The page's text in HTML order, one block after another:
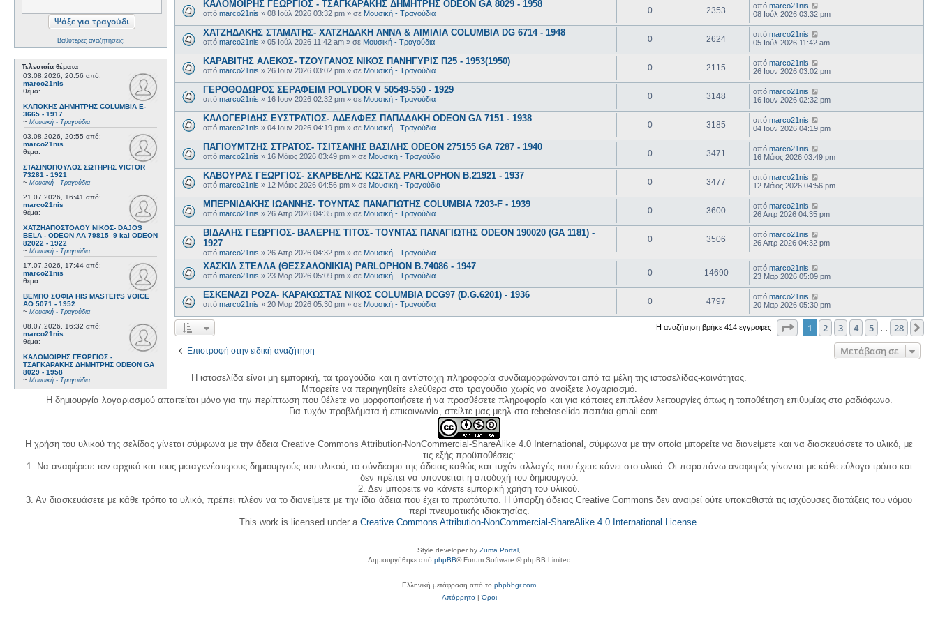
Βαθύτερες αναζητήσεις;
Τελευταία θέματα
03.08.2026, 20:56 από:
marco21nis
θέμα:
ΚΑΠΟΚΗΣ ΔΗΜΗΤΡΗΣ COLUMBIA E-
3665 - 1917
~ Μουσική - Τραγούδια
03.08.2026, 20:55 από:
marco21nis
θέμα:
ΣΤΑΣΙΝΟΠΟΥΛΟΣ ΣΩΤΗΡΗΣ VICTOR
73281 - 1921
~ Μουσική - Τραγούδια
21.07.2026, 16:41 από:
marco21nis
θέμα:
ΧΑΤΖΗΑΠΟΣΤΟΛΟΥ ΝΙΚΟΣ- DAJOS
BELA - ODEON AA 79815_9 kai ODEON
82022 - 1922
~ Μουσική - Τραγούδια
17.07.2026, 17:44 από:
marco21nis
θέμα:
ΒΕΜΠΟ ΣΟΦΙΑ HIS MASTER'S VOICE
AO 5071 - 1952
~ Μουσική - Τραγούδια
08.07.2026, 16:32 από:
marco21nis
θέμα:
ΚΑΛΟΜΟΙΡΗΣ ΓΕΩΡΓΙΟΣ -
ΤΣΑΓΚΑΡΑΚΗΣ ΔΗΜΗΤΡΗΣ ODEON GA
8029 - 1958
~ Μουσική - Τραγούδια
ΚΑΛΟΜΟΙΡΗΣ ΓΕΩΡΓΙΟΣ - ΤΣΑΓΚΑΡΑΚΗΣ ΔΗΜΗΤΡΗΣ ODEON GA 8029 - 1958
από marco21nis » 08 Ιούλ 2026 03:32 pm » σε Μουσική - Τραγούδια 0 2353 από marco21nis
08 Ιούλ 2026 03:32 pm
ΧΑΤΖΗΔΑΚΗΣ ΣΤΑΜΑΤΗΣ- ΧΑΤΖΗΔΑΚΗ ΑΝΝΑ & ΑΙΜΙΛΙΑ COLUMBIA DG 6714 - 1948
από marco21nis » 05 Ιούλ 2026 11:42 am » σε Μουσική - Τραγούδια 0 2624 από marco21nis
05 Ιούλ 2026 11:42 am
ΚΑΡΑΒΙΤΗΣ ΑΛΕΚΟΣ- ΤΖΟΥΓΑΝΟΣ ΝΙΚΟΣ ΠΑΝΗΓΥΡΙΣ Π25 - 1953(1950)
από marco21nis » 26 Ιουν 2026 03:02 pm » σε Μουσική - Τραγούδια 0 2115 από marco21nis
26 Ιουν 2026 03:02 pm
ΓΕΡΟΘΟΔΩΡΟΣ ΣΕΡΑΦΕΙΜ POLYDOR V 50549-550 - 1929
από marco21nis » 16 Ιουν 2026 02:32 pm » σε Μουσική - Τραγούδια 0 3148 από marco21nis
16 Ιουν 2026 02:32 pm
ΚΑΛΟΓΕΡΙΔΗΣ ΕΥΣΤΡΑΤΙΟΣ- ΑΔΕΛΦΕΣ ΠΑΠΑΔΑΚΗ ODEON GA 7151 - 1938
από marco21nis » 04 Ιουν 2026 04:19 pm » σε Μουσική - Τραγούδια 0 3185 από marco21nis
04 Ιουν 2026 04:19 pm
ΠΑΓΙΟΥΜΤΖΗΣ ΣΤΡΑΤΟΣ- ΤΣΙΤΣΑΝΗΣ ΒΑΣΙΛΗΣ ODEON 275155 GA 7287 - 1940
από marco21nis » 16 Μάιος 2026 03:49 pm » σε Μουσική - Τραγούδια 0 3471 από marco21nis
16 Μάιος 2026 03:49 pm
ΚΑΒΟΥΡΑΣ ΓΕΩΡΓΙΟΣ- ΣΚΑΡΒΕΛΗΣ ΚΩΣΤΑΣ PARLOPHON B.21921 - 1937
από marco21nis » 12 Μάιος 2026 04:56 pm » σε Μουσική - Τραγούδια 0 3477 από marco21nis
12 Μάιος 2026 04:56 pm
ΜΠΕΡΝΙΔΑΚΗΣ ΙΩΑΝΝΗΣ- ΤΟΥΝΤΑΣ ΠΑΝΑΓΙΩΤΗΣ COLUMBIA 7203-F - 1939
από marco21nis » 26 Απρ 2026 04:35 pm » σε Μουσική - Τραγούδια 0 3600 από marco21nis
26 Απρ 2026 04:35 pm
ΒΙΔΑΛΗΣ ΓΕΩΡΓΙΟΣ- ΒΑΛΕΡΗΣ ΤΙΤΟΣ- ΤΟΥΝΤΑΣ ΠΑΝΑΓΙΩΤΗΣ ODEON 190020 (GA 1181) -
1927
από marco21nis » 26 Απρ 2026 04:32 pm » σε Μουσική - Τραγούδια
0 3506 από marco21nis
26 Απρ 2026 04:32 pm
ΧΑΣΚΙΛ ΣΤΕΛΛΑ (ΘΕΣΣΑΛΟΝΙΚΙΑ) PARLOPHON B.74086 - 1947
από marco21nis » 23 Μαρ 2026 05:09 pm » σε Μουσική - Τραγούδια 0 14690 από marco21nis
23 Μαρ 2026 05:09 pm
ΕΣΚΕΝΑΖΙ ΡΟΖΑ- ΚΑΡΑΚΩΣΤΑΣ ΝΙΚΟΣ COLUMBIA DCG97 (D.G.6201) - 1936
από marco21nis » 20 Μαρ 2026 05:30 pm » σε Μουσική - Τραγούδια 0 4797 από marco21nis
20 Μαρ 2026 05:30 pm
Η αναζήτηση βρήκε 414 εγγραφές Σελίδα1 από 28
1 2 3 4 5 28
Επιστροφή στην ειδική αναζήτηση Μετάβαση σε
Η ιστοσελίδα είναι μη εμπορική, τα τραγούδια και η αντίστοιχη πληροφορία συνδιαμορφώνονται από τα μέλη της ιστοσελίδας-κοινότητας.
Μπορείτε να περιηγηθείτε ελεύθερα στα τραγούδια χωρίς να ανοίξετε λογαριασμό.
Η δημιουργία λογαριασμού απαιτείται μόνο για την περίπτωση που θέλετε να μορφοποιήσετε ή να προσθέσετε πληροφορία και για κάποιες επιπλέον λειτουργίες όπως η τοποθέτηση επιθυμίας στο ραδιόφωνο.
Για τυχόν προβλήματα ή επικοινωνία, στείλτε μας μεηλ στο rebetoselida παπάκι gmail.com
Η χρήση του υλικού της σελίδας γίνεται σύμφωνα με την άδεια Creative Commons Attribution-NonCommercial-ShareAlike 4.0 International, σύμφωνα με την οποία μπορείτε να διανείμετε και να διασκευάσετε το υλικό, με
τις εξής προϋποθέσεις:
1. Να αναφέρετε τον αρχικό και τους μεταγενέστερους δημιουργούς του υλικού, το σύνδεσμο της άδειας καθώς και τυχόν αλλαγές που έχετε κάνει στο υλικό. Οι παραπάνω αναφορές γίνονται με κάθε εύλογο τρόπο και
δεν πρέπει να υπονοείται η αποδοχή του δημιουργού.
2. Δεν μπορείτε να κάνετε εμπορική χρήση του υλικού.
3. Αν διασκευάσετε με κάθε τρόπο το υλικό, πρέπει πλέον να το διανείμετε με την ίδια άδεια που έχει το πρωτότυπο. Η ύπαρξη άδειας Creative Commons δεν αναιρεί ούτε υποκαθιστά τις ισχύουσες διατάξεις του νόμου
περί πνευματικής ιδιοκτησίας.
This work is licensed under a Creative Commons Attribution-NonCommercial-ShareAlike 4.0 International License.
Style developer by Zuma Portal
Δημιουργήθηκε από phpBB® Forum Software © phpBB Limited
Ελληνική μετάφραση από το phpbbgr.com
Απόρρητο|Όροι